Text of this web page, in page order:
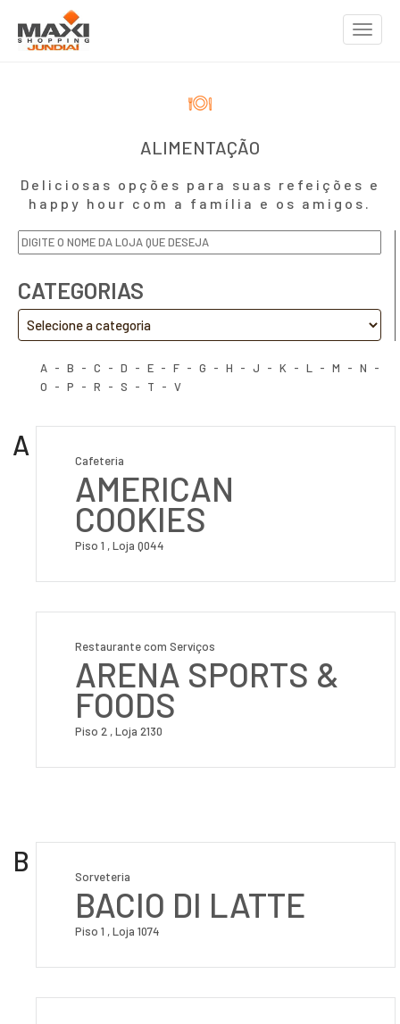
Toggle
ALIMENTAÇÃO
Deliciosas opções para suas refeições e
happy hour com a família e os amigos.
CATEGORIAS
A - B - C - D - E - F - G - H - J - K - L - M - N
-
O
- P - R - S - T - V
A Cafeteria
AMERICAN
COOKIES
Piso 1 , Loja Q044
Restaurante com Serviços
ARENA SPORTS &
FOODS
Piso 2 , Loja 2130
B Sorveteria
BACIO DI LATTE
Piso 1 , Loja 1074